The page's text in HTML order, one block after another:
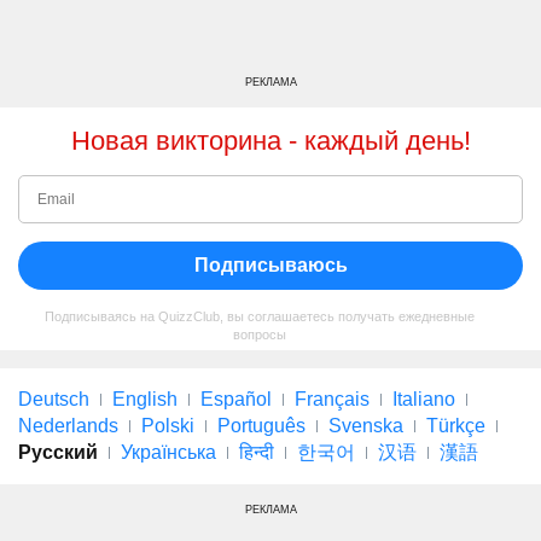
РЕКЛАМА
Новая викторина - каждый день!
Подписываюсь
Подписываясь на QuizzClub, вы соглашаетесь получать ежедневные
вопросы
Deutsch English Español Français
Italiano
Nederlands
Polski Português Svenska
Türkçe
Русский
Українська हिन्दी 한국어 汉语 漢語
РЕКЛАМА